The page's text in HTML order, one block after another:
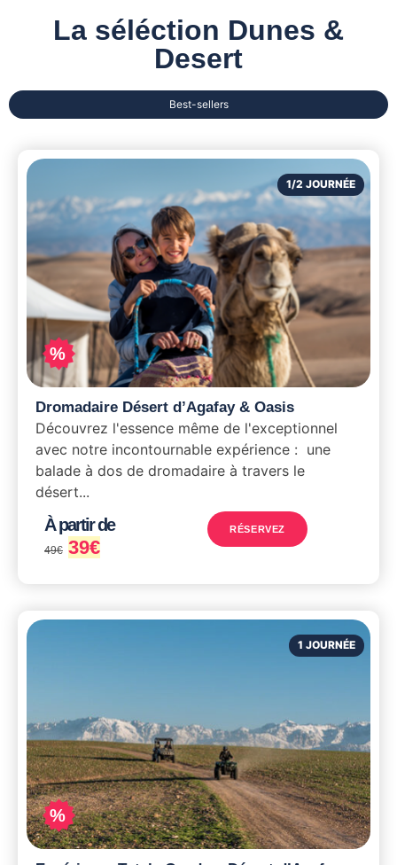
La séléction Dunes &
Desert
Best-sellers
%
1/2 JOURNÉE
Dromadaire Désert d’Agafay & Oasis
Découvrez l'essence même de l'exceptionnel
avec notre incontournable expérience : une
balade à dos de dromadaire à travers le
désert...
À partir de
49€ 39€
RÉSERVEZ
%
1 JOURNÉE